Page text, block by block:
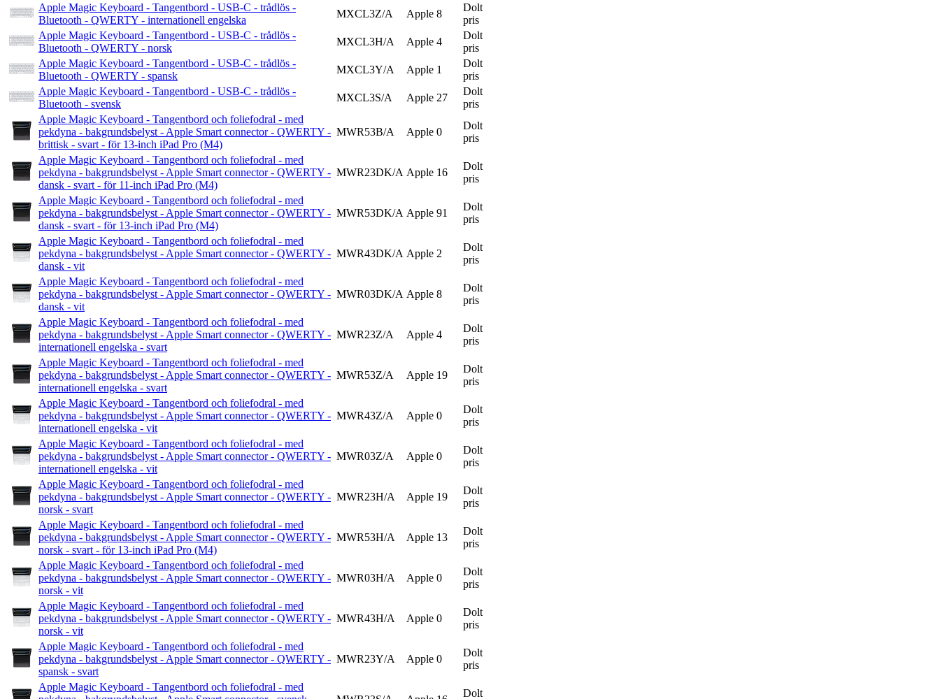
Apple Magic Keyboard - Tangentbord - USB-C - trådlös -
Bluetooth - QWERTY - internationell engelska
MXCL3Z/A Apple 8
Dolt
pris
Apple Magic Keyboard - Tangentbord - USB-C - trådlös -
Bluetooth - QWERTY - norsk
MXCL3H/A Apple 4
Dolt
pris
Apple Magic Keyboard - Tangentbord - USB-C - trådlös -
Bluetooth - QWERTY - spansk
MXCL3Y/A Apple 1
Dolt
pris
Apple Magic Keyboard - Tangentbord - USB-C - trådlös -
Bluetooth - svensk
MXCL3S/A Apple 27
Dolt
pris
Apple Magic Keyboard - Tangentbord och foliefodral - med
pekdyna - bakgrundsbelyst - Apple Smart connector - QWERTY -
brittisk - svart - för 13-inch iPad Pro (M4)
MWR53B/A Apple 0
Dolt
pris
Apple Magic Keyboard - Tangentbord och foliefodral - med
pekdyna - bakgrundsbelyst - Apple Smart connector - QWERTY -
dansk - svart - för 11-inch iPad Pro (M4)
MWR23DK/A Apple 16
Dolt
pris
Apple Magic Keyboard - Tangentbord och foliefodral - med
pekdyna - bakgrundsbelyst - Apple Smart connector - QWERTY -
dansk - svart - för 13-inch iPad Pro (M4)
MWR53DK/A Apple 91
Dolt
pris
Apple Magic Keyboard - Tangentbord och foliefodral - med
pekdyna - bakgrundsbelyst - Apple Smart connector - QWERTY -
dansk - vit
MWR43DK/A Apple 2
Dolt
pris
Apple Magic Keyboard - Tangentbord och foliefodral - med
pekdyna - bakgrundsbelyst - Apple Smart connector - QWERTY -
dansk - vit
MWR03DK/A Apple 8
Dolt
pris
Apple Magic Keyboard - Tangentbord och foliefodral - med
pekdyna - bakgrundsbelyst - Apple Smart connector - QWERTY -
internationell engelska - svart
MWR23Z/A Apple 4
Dolt
pris
Apple Magic Keyboard - Tangentbord och foliefodral - med
pekdyna - bakgrundsbelyst - Apple Smart connector - QWERTY -
internationell engelska - svart
MWR53Z/A Apple 19
Dolt
pris
Apple Magic Keyboard - Tangentbord och foliefodral - med
pekdyna - bakgrundsbelyst - Apple Smart connector - QWERTY -
internationell engelska - vit
MWR43Z/A Apple 0
Dolt
pris
Apple Magic Keyboard - Tangentbord och foliefodral - med
pekdyna - bakgrundsbelyst - Apple Smart connector - QWERTY -
internationell engelska - vit
MWR03Z/A Apple 0
Dolt
pris
Apple Magic Keyboard - Tangentbord och foliefodral - med
pekdyna - bakgrundsbelyst - Apple Smart connector - QWERTY -
norsk - svart
MWR23H/A Apple 19
Dolt
pris
Apple Magic Keyboard - Tangentbord och foliefodral - med
pekdyna - bakgrundsbelyst - Apple Smart connector - QWERTY -
norsk - svart - för 13-inch iPad Pro (M4)
MWR53H/A Apple 13
Dolt
pris
Apple Magic Keyboard - Tangentbord och foliefodral - med
pekdyna - bakgrundsbelyst - Apple Smart connector - QWERTY -
norsk - vit
MWR03H/A Apple 0
Dolt
pris
Apple Magic Keyboard - Tangentbord och foliefodral - med
pekdyna - bakgrundsbelyst - Apple Smart connector - QWERTY -
norsk - vit
MWR43H/A Apple 0
Dolt
pris
Apple Magic Keyboard - Tangentbord och foliefodral - med
pekdyna - bakgrundsbelyst - Apple Smart connector - QWERTY -
spansk - svart
MWR23Y/A Apple 0
Dolt
pris
Apple Magic Keyboard - Tangentbord och foliefodral - med
Dolt